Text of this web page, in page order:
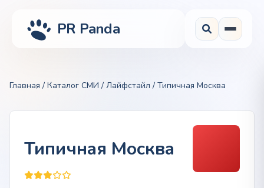
PR Panda
Главная / Каталог СМИ / Лайфстайл / Типичная Москва
Типичная Москва